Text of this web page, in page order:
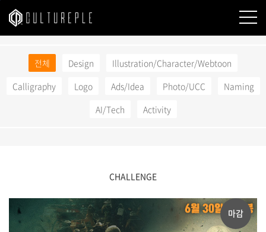
본문바로가기
전체 Design
Illustration/Character/Webtoon
Calligraphy
Logo Ads/Idea Photo/UCC
Naming
AI/Tech
Activity
CHALLENGE
마감